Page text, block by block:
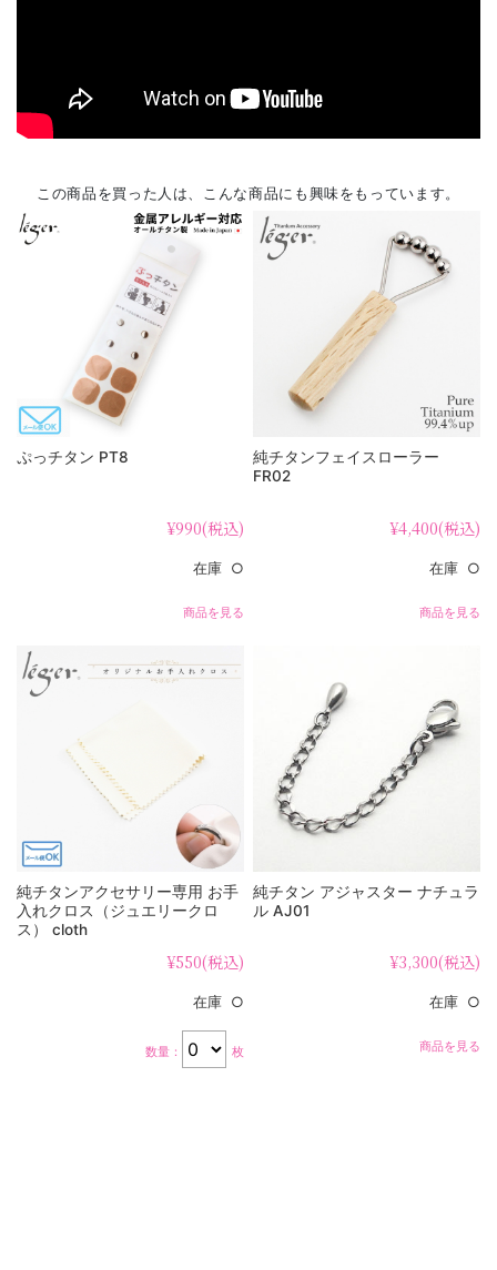
この商品を買った人は、こんな商品にも興味をもっています。
ぷっチタン PT8
¥990(税込)
在庫 ○
商品を見る
純チタンフェイスローラー
FR02
¥4,400(税込)
在庫 ○
商品を見る
純チタンアクセサリー専用 お手
入れクロス（ジュエリークロ
ス） cloth
¥550(税込)
在庫 ○
数量： 枚
純チタン アジャスター ナチュラ
ル AJ01
¥3,300(税込)
在庫 ○
商品を見る